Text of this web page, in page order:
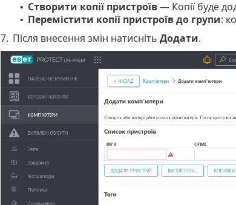
• Створити копії пристроїв— Копії буде
• Перемістити копії пристроїв до групи:
7. Після внесення змін натисніть Додати.